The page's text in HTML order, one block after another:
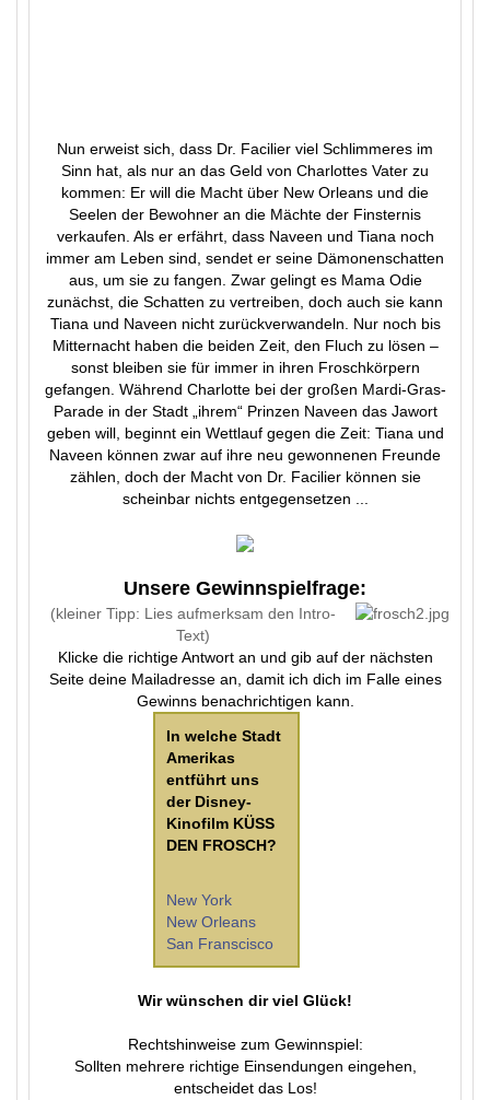
Nun erweist sich, dass Dr. Facilier viel Schlimmeres im
Sinn hat, als nur an das Geld von Charlottes Vater zu
kommen: Er will die Macht über New Orleans und die
Seelen der Bewohner an die Mächte der Finsternis
verkaufen. Als er erfährt, dass Naveen und Tiana noch
immer am Leben sind, sendet er seine Dämonenschatten
aus, um sie zu fangen. Zwar gelingt es Mama Odie
zunächst, die Schatten zu vertreiben, doch auch sie kann
Tiana und Naveen nicht zurückverwandeln. Nur noch bis
Mitternacht haben die beiden Zeit, den Fluch zu lösen –
sonst bleiben sie für immer in ihren Froschkörpern
gefangen. Während Charlotte bei der großen Mardi-Gras-
Parade in der Stadt „ihrem“ Prinzen Naveen das Jawort
geben will, beginnt ein Wettlauf gegen die Zeit: Tiana und
Naveen können zwar auf ihre neu gewonnenen Freunde
zählen, doch der Macht von Dr. Facilier können sie
scheinbar nichts entgegensetzen ...
Unsere Gewinnspielfrage:
(kleiner Tipp: Lies aufmerksam den Intro-
Text)
Klicke die richtige Antwort an und gib auf der nächsten
Seite deine Mailadresse an, damit ich dich im Falle eines
Gewinns benachrichtigen kann.
In welche Stadt
Amerikas
entführt uns
der Disney-
Kinofilm KÜSS
DEN FROSCH?
New York
New Orleans
San Franscisco
Wir wünschen dir viel Glück!
Rechtshinweise zum Gewinnspiel:
Sollten mehrere richtige Einsendungen eingehen,
entscheidet das Los!